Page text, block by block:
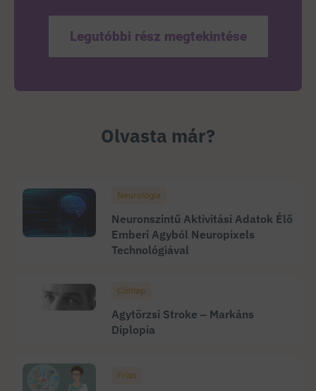
Legutóbbi rész megtekintése
Olvasta már?
Neurológia
Neuronszintű Aktivitási Adatok Élő
Emberi Agyból Neuropixels
Technológiával
Címlap
Agytörzsi Stroke ‒ Markáns
Diplopia
Friss